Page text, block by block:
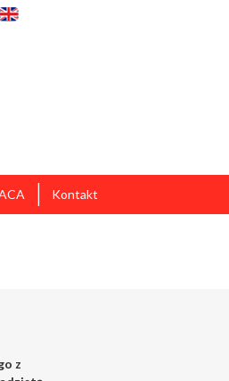
Kontakt
|
z